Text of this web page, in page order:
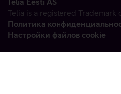
Telia Eesti AS
Telia is a registered Trademark
Политика
Настройки файлов cookie